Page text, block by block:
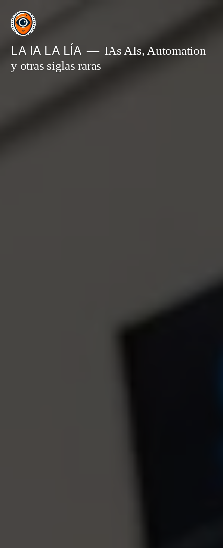
Saltar
contenido
LA IA LA LÍA
IAs AIs, Automation
y otras siglas raras